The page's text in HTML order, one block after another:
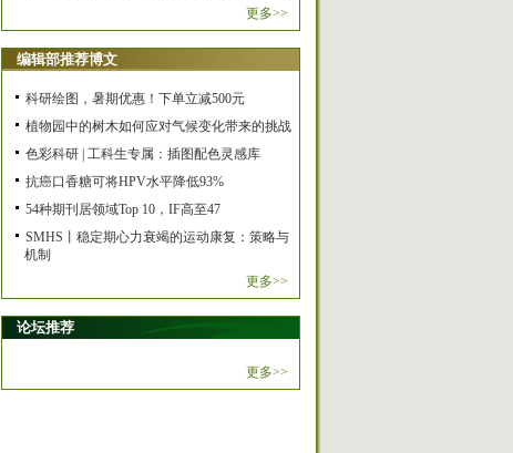
更多>>
编辑部推荐博文
科研绘图，暑期优惠！下单立减500元
植物园中的树木如何应对气候变化带来的挑战
色彩科研 | 工科生专属：插图配色灵感库
抗癌口香糖可将HPV水平降低93%
54种期刊居领域Top 10，IF高至47
SMHS丨稳定期心力衰竭的运动康复：策略与
机制
更多>>
论坛推荐
更多>>